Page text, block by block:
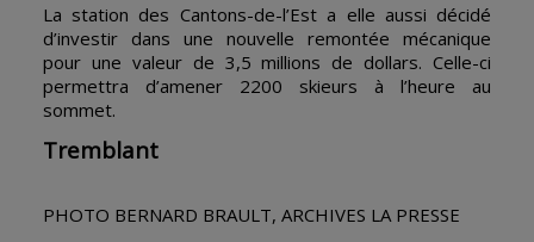
La station des Cantons-de-l’Est a elle aussi décidé
d’investir dans une nouvelle remontée mécanique
pour une valeur de 3,5 millions de dollars. Celle-ci
permettra d’amener 2200 skieurs à l’heure au
sommet.
Tremblant
PHOTO BERNARD BRAULT, ARCHIVES LA PRESSE